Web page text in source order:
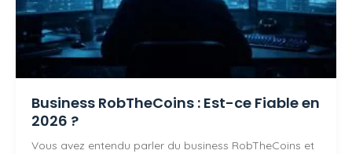
Business RobTheCoins : Est-ce Fiable en
2026 ?
Vous avez entendu parler du business RobTheCoins et